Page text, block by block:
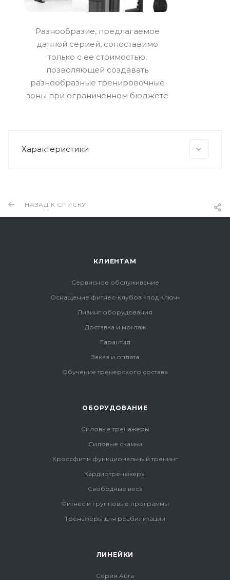
Разнообразие, предлагаемое
данной серией, сопоставимо
только с ее стоимостью,
позволяющей создавать
разнообразные тренировочные
зоны при ограниченном бюджете
Характеристики
НАЗАД К СПИСКУ
КЛИЕНТАМ
Сервисное обслуживание
Оснащение фитнес-клубов «под ключ»
Лизинг оборудования
Доставка и монтаж
Гарантия
Заказ и оплата
Обучение тренерского состава
ОБОРУДОВАНИЕ
Силовые тренажеры
Силовые скамьи
Кроссфит и функциональный тренинг
Кардиотренажеры
Свободные веса
Фитнес и групповые программы
Тренажеры для реабилитации
ЛИНЕЙКИ
Серия Aura